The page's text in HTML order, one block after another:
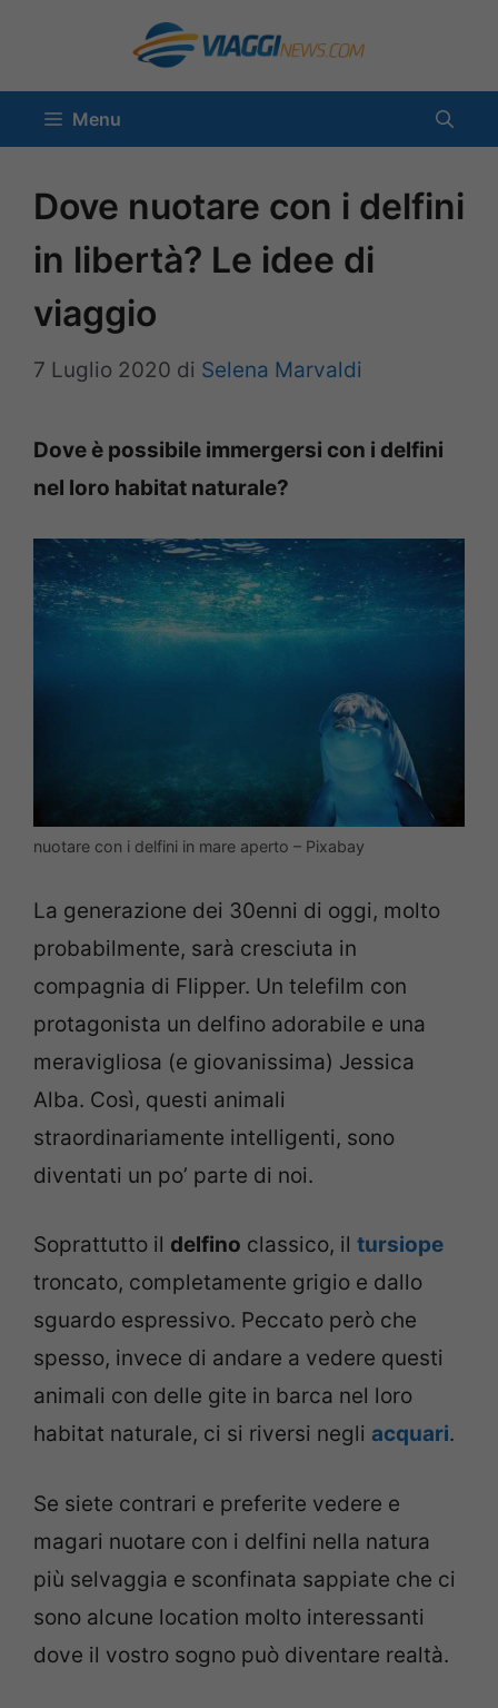
contenuto
Menu
Dove nuotare con i delfini
in libertà? Le idee di
viaggio
7 Luglio 2020 di Selena Marvaldi
Dove è possibile immergersi con i delfini
nel loro habitat naturale?
nuotare con i delfini in mare aperto – Pixabay
La generazione dei 30enni di oggi, molto
probabilmente, sarà cresciuta in
compagnia di Flipper. Un telefilm con
protagonista un delfino adorabile e una
meravigliosa (e giovanissima) Jessica
Alba. Così, questi animali
straordinariamente intelligenti, sono
diventati un po’ parte di noi.
Soprattutto il delfino classico, il tursiope
troncato, completamente grigio e dallo
sguardo espressivo. Peccato però che
spesso, invece di andare a vedere questi
animali con delle gite in barca nel loro
habitat naturale, ci si riversi negli acquari.
Se siete contrari e preferite vedere e
magari nuotare con i delfini nella natura
più selvaggia e sconfinata sappiate che ci
sono alcune location molto interessanti
dove il vostro sogno può diventare realtà.